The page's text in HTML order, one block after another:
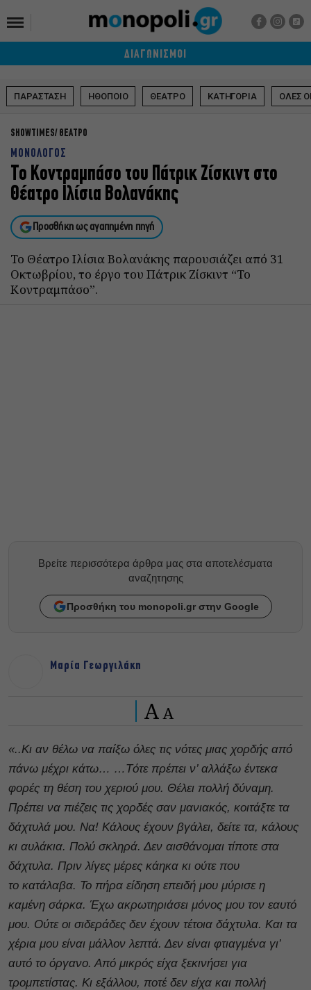
ΔΙΑΓΩΝΙΣΜΟΙ
ΠΑΡΑΣΤΑΣΗ ΗΘΟΠΟΙΟ ΘΕΑΤΡΟ ΚΑΤΗΓΟΡΙΑ ΟΛΕΣ
SHOWTIMES ΘΕΑΤΡΟ
ΜΟΝΟΛΟΓΟΣ
Το Κοντραμπάσο του Πάτρικ Ζίσκιντ στο
Θέατρο Ιλίσια Βολανάκης
Προσθήκη ως αγαπημένη πηγή
Το Θέατρο Ιλίσια Βολανάκης παρουσιάζει από 31
Οκτωβρίου, το έργο του Πάτρικ Ζίσκιντ “Το
Κοντραμπάσο”.
Βρείτε περισσότερα άρθρα μας στα αποτελέσματα
αναζητησης
Προσθήκη του monopoli.gr στην Google
Μαρία Γεωργιλάκη
A A
«..Κι αν θέλω να παίξω όλες τις νότες μιας χορδής από
πάνω μέχρι κάτω… …Tότε πρέπει ν’ αλλάξω έντεκα
φορές τη θέση του χεριού μου. Θέλει πολλή δύναμη.
Πρέπει να πιέζεις τις χορδές σαν μανιακός, κοιτάξτε τα
δάχτυλά μου. Να! Κάλους έχουν βγάλει, δείτε τα, κάλους
κι αυλάκια. Πολύ σκληρά. Δεν αισθάνομαι τίποτε στα
δάχτυλα. Πριν λίγες μέρες κάηκα κι ούτε που
το κατάλαβα. Το πήρα είδηση επειδή μου μύρισε η
καμένη σάρκα. Έχω ακρωτηριάσει μόνος μου τον εαυτό
μου. Ούτε οι σιδεράδες δεν έχουν τέτοια δάχτυλα. Και τα
χέρια μου είναι μάλλον λεπτά. Δεν είναι φτιαγμένα γι’
αυτό το όργανο. Από μικρός είχα ξεκινήσει για
τρομπετίστας. Κι εξάλλου, ποτέ δεν είχα και πολλή